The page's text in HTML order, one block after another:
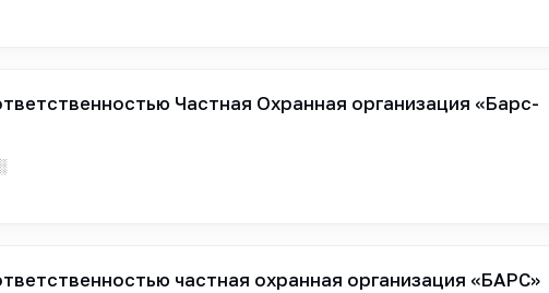
Частная Охранная организация «Барс-
частная охранная организация «БАРС»